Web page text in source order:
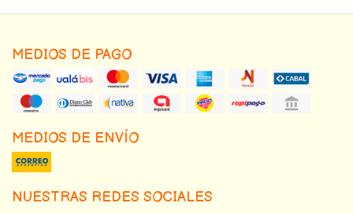
MEDIOS DE PAGO
MEDIOS DE ENVÍO
NUESTRAS REDES SOCIALES